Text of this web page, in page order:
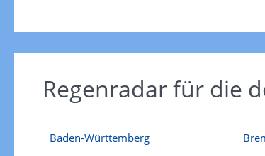
Regenradar für die
Baden-Württemberg